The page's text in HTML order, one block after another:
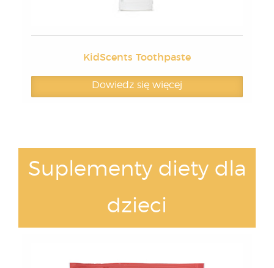
KidScents Toothpaste
Dowiedz się więcej
Suplementy diety dla
dzieci